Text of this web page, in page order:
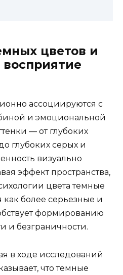
цветов и
ассоциируются с
и эмоциональной
— от глубоких
глубоких серых и
визуально
эффект пространства,
цвета темные
более серьезные и
формированию
и безграничности.
в ходе исследований
что темные